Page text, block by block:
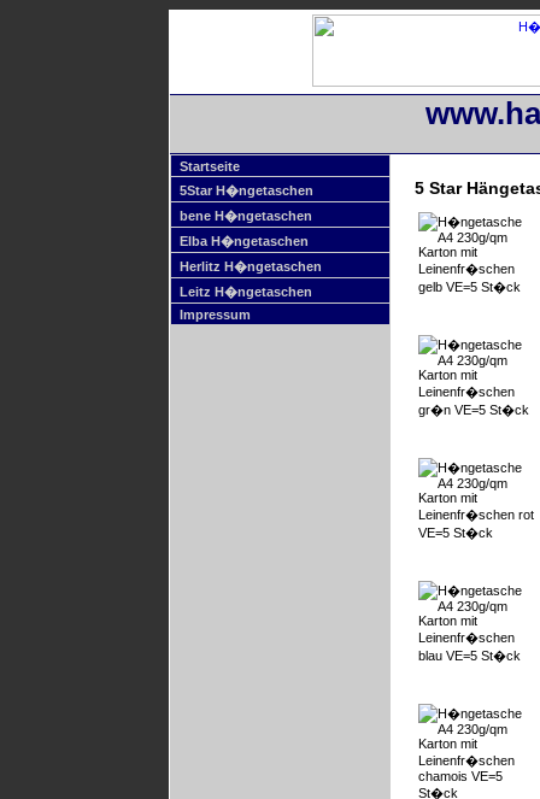
Startseite
5Star H�ngetaschen
bene H�ngetaschen
Elba H�ngetaschen
Herlitz H�ngetaschen
Leitz H�ngetaschen
Impressum
5 Star